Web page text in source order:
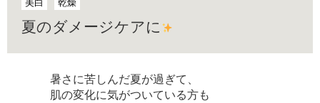
美白
乾燥
夏のダメージケアに
暑さに苦しんだ夏が過ぎて、
肌の変化に気がついている方も